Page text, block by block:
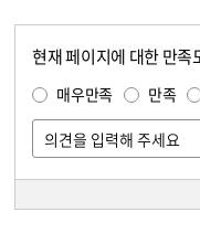
현재 페이지에 대한 만
매우만족 만족